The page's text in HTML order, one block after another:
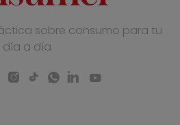
sobre consumo para tu
día a día